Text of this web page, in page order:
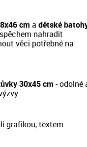
cm a dětské
nahradit
věci potřebné na
30x45 cm - odolné
grafikou, textem